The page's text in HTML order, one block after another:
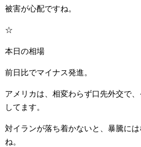
被害が心配ですね。
☆
本日の相場
前日比でマイナス発進。
アメリカは、相変わらず口先外交で
してます。
対イランが落ち着かないと、暴騰に
ね。